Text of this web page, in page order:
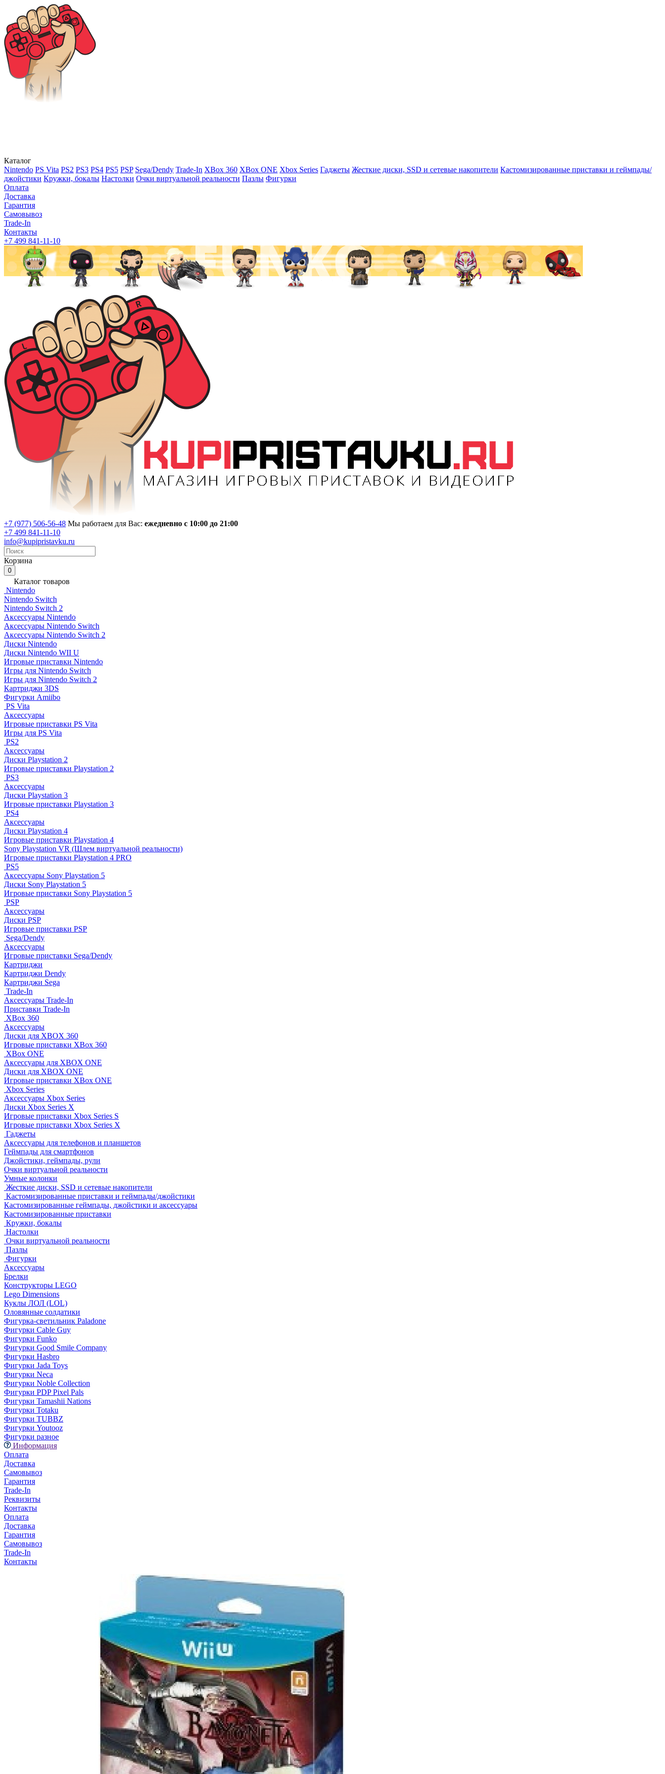
Каталог
Nintendo PS Vita PS2 PS3 PS4 PS5 PSP Sega/Dendy Trade-In XBox 360 XBox ONE Xbox Series Гаджеты Жесткие диски, SSD и сетевые накопители Кастомизированные приставки и геймпады/
джойстики Кружки, бокалы Настолки Очки виртуальной реальности Пазлы Фигурки
Оплата
Доставка
Гарантия
Самовывоз
Trade-In
Контакты
+7 499 841-11-10
+7 (977) 506-56-48 Мы работаем для Вас: ежедневно с 10:00 до 21:00
+7 499 841-11-10
info@kupipristavku.ru
Корзина
0
Каталог товаров
Nintendo
Nintendo Switch
Nintendo Switch 2
Аксессуары Nintendo
Аксессуары Nintendo Switch
Аксессуары Nintendo Switch 2
Диски Nintendo
Диски Nintendo WII U
Игровые приставки Nintendo
Игры для Nintendo Switch
Игры для Nintendo Switch 2
Картриджи 3DS
Фигурки Amiibo
PS Vita
Аксессуары
Игровые приставки PS Vita
Игры для PS Vita
PS2
Аксессуары
Диски Playstation 2
Игровые приставки Playstation 2
PS3
Аксессуары
Диски Playstation 3
Игровые приставки Playstation 3
PS4
Аксессуары
Диски Playstation 4
Игровые приставки Playstation 4
Sony Playstation VR (Шлем виртуальной реальности)
Игровые приставки Playstation 4 PRO
PS5
Аксессуары Sony Playstation 5
Диски Sony Playstation 5
Игровые приставки Sony Playstation 5
PSP
Аксессуары
Диски PSP
Игровые приставки PSP
Sega/Dendy
Аксессуары
Игровые приставки Sega/Dendy
Картриджи
Картриджи Dendy
Картриджи Sega
Trade-In
Аксессуары Trade-In
Приставки Trade-In
XBox 360
Аксессуары
Диски для XBOX 360
Игровые приставки XBox 360
XBox ONE
Аксессуары для XBOX ONE
Диски для XBOX ONE
Игровые приставки XBox ONE
Xbox Series
Аксессуары Xbox Series
Диски Xbox Series X
Игровые приставки Xbox Series S
Игровые приставки Xbox Series X
Гаджеты
Аксессуары для телефонов и планшетов
Геймпады для смартфонов
Джойстики, геймпады, рули
Очки виртуальной реальности
Умные колонки
Жесткие диски, SSD и сетевые накопители
Кастомизированные приставки и геймпады/джойстики
Кастомизированные геймпады, джойстики и аксессуары
Кастомизированные приставки
Кружки, бокалы
Настолки
Очки виртуальной реальности
Пазлы
Фигурки
Аксессуары
Брелки
Конструкторы LEGO
Lego Dimensions
Куклы ЛОЛ (LOL)
Оловянные солдатики
Фигурка-светильник Paladone
Фигурки Cable Guy
Фигурки Funko
Фигурки Good Smile Company
Фигурки Hasbro
Фигурки Jada Toys
Фигурки Neca
Фигурки Noble Collection
Фигурки PDP Pixel Pals
Фигурки Tamashii Nations
Фигурки Totaku
Фигурки TUBBZ
Фигурки Youtooz
Фигурки разное
Информация
Оплата
Доставка
Самовывоз
Гарантия
Trade-In
Реквизиты
Контакты
Оплата
Доставка
Гарантия
Самовывоз
Trade-In
Контакты